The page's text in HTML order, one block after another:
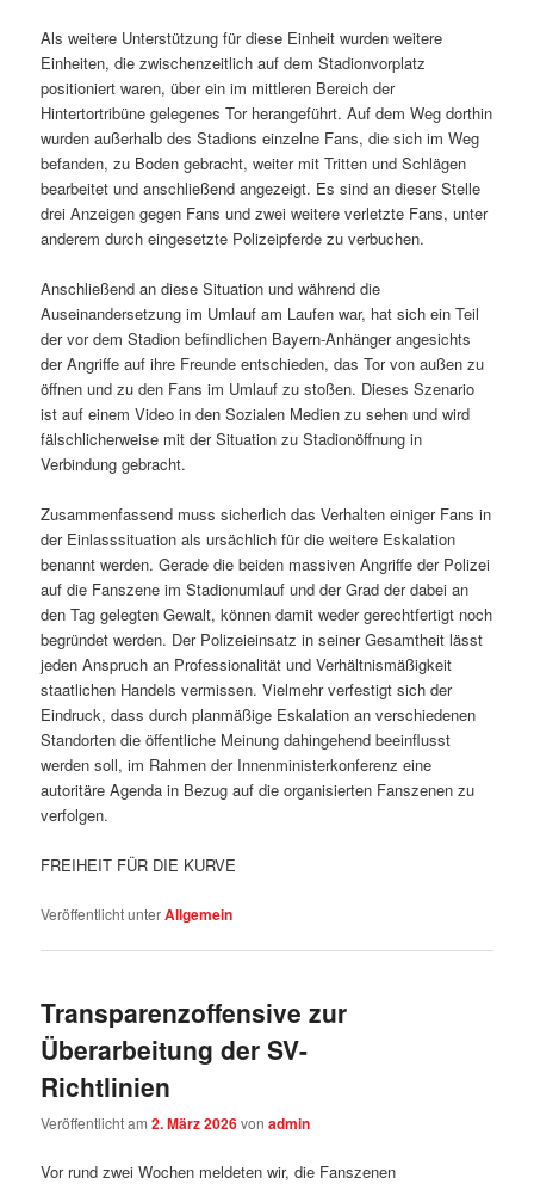
Als weitere Unterstützung für diese Einheit wurden weitere
Einheiten, die zwischenzeitlich auf dem Stadionvorplatz
positioniert waren, über ein im mittleren Bereich der
Hintertortribüne gelegenes Tor herangeführt. Auf dem Weg dorthin
wurden außerhalb des Stadions einzelne Fans, die sich im Weg
befanden, zu Boden gebracht, weiter mit Tritten und Schlägen
bearbeitet und anschließend angezeigt. Es sind an dieser Stelle
drei Anzeigen gegen Fans und zwei weitere verletzte Fans, unter
anderem durch eingesetzte Polizeipferde zu verbuchen.
Anschließend an diese Situation und während die
Auseinandersetzung im Umlauf am Laufen war, hat sich ein Teil
der vor dem Stadion befindlichen Bayern-Anhänger angesichts
der Angriffe auf ihre Freunde entschieden, das Tor von außen zu
öffnen und zu den Fans im Umlauf zu stoßen. Dieses Szenario
ist auf einem Video in den Sozialen Medien zu sehen und wird
fälschlicherweise mit der Situation zu Stadionöffnung in
Verbindung gebracht.
Zusammenfassend muss sicherlich das Verhalten einiger Fans in
der Einlasssituation als ursächlich für die weitere Eskalation
benannt werden. Gerade die beiden massiven Angriffe der Polizei
auf die Fanszene im Stadionumlauf und der Grad der dabei an
den Tag gelegten Gewalt, können damit weder gerechtfertigt noch
begründet werden. Der Polizeieinsatz in seiner Gesamtheit lässt
jeden Anspruch an Professionalität und Verhältnismäßigkeit
staatlichen Handels vermissen. Vielmehr verfestigt sich der
Eindruck, dass durch planmäßige Eskalation an verschiedenen
Standorten die öffentliche Meinung dahingehend beeinflusst
werden soll, im Rahmen der Innenministerkonferenz eine
autoritäre Agenda in Bezug auf die organisierten Fanszenen zu
verfolgen.
FREIHEIT FÜR DIE KURVE
Veröffentlicht unterAllgemein
Transparenzoffensive zur
Überarbeitung der SV-
Richtlinien
Veröffentlicht am2. März 2026vonadmin
Vor rund zwei Wochen meldeten wir, die Fanszenen